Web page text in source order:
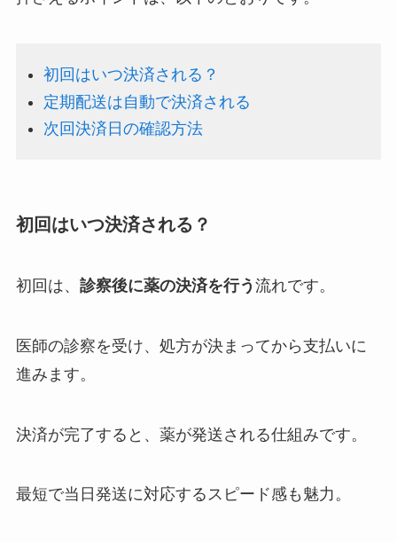
初回はいつ決済される？
定期配送は自動で決済される
次回決済日の確認方法
初回はいつ決済される？
初回は、 診察後に薬の決済を行う 流れです。
医師の診察を受け、処方が決まってから支払いに
進みます。
決済が完了すると、薬が発送される仕組みです。
最短で当日発送に対応するスピード感も魅力。